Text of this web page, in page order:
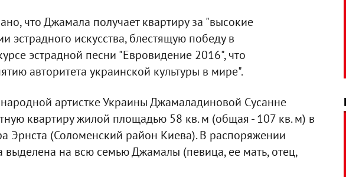
что Джамала получает квартиру за "высокие
эстрадного искусства, блестящую победу в
эстрадной песни "Евровидение 2016", что
авторитета украинской культуры в мире".
артистке Украины Джамаладиновой Сусанне
квартиру жилой площадью 58 кв. м (общая - 107 кв. м) в
Эрнста (Соломенский район Киева). В распоряжении
выделена на всю семью Джамалы (певица, ее мать, отец,